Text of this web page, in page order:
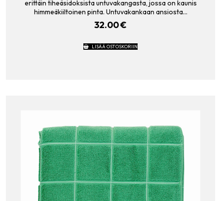
erittäin tiheäsidoksista untuvakangasta, jossa on kaunis
himmeäkiiltoinen pinta. Untuvakankaan ansiosta…
32.00€
LISÄÄ OSTOSKORIIN